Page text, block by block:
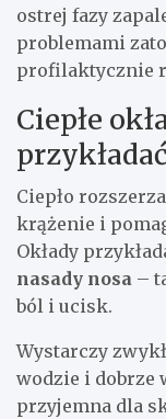
ostrej fazy
problemami
profilaktycznie
Ciepłe
przykładać
Ciepło
krążenie i
Okłady
nasady nosa –
ból i ucisk.
Wystarczy
wodzie i dobrze
przyjemna dla